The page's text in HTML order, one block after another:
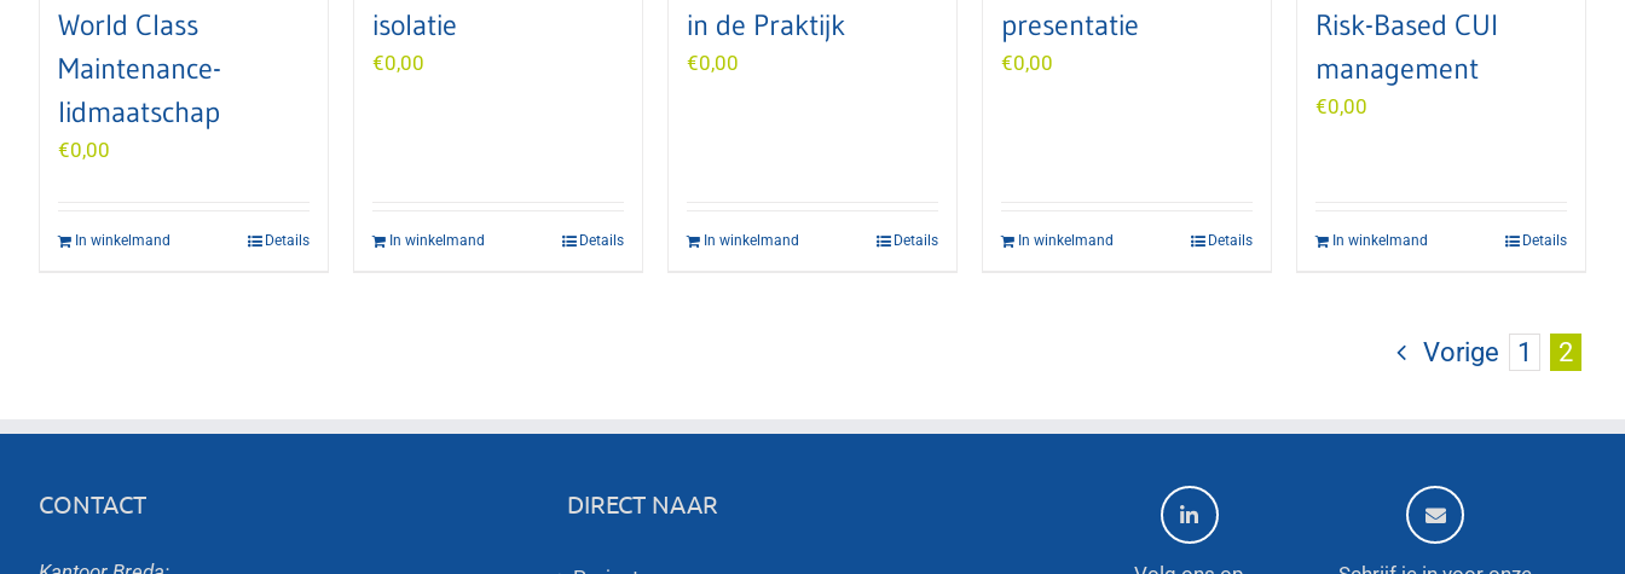
World Class
Maintenance-
lidmaatschap
€0,00
In winkelmand Details
isolatie
€0,00
In winkelmand Details
in de Praktijk
€0,00
In winkelmand Details
presentatie
€0,00
In winkelmand Details
Risk-Based CUI
management
€0,00
In winkelmand Details
Vorige 1 2
CONTACT DIRECT NAAR